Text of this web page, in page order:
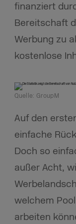
finanziert
Bereitschaft
Werbung zu
kostenlose
Quelle: GroupM
Auf den
einfache
Doch so
außer Acht,
welchem
arbeiten